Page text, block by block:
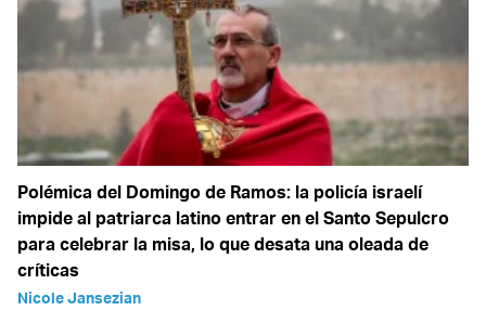
Polémica del Domingo de Ramos: la policía israelí
impide al patriarca latino entrar en el Santo Sepulcro
para celebrar la misa, lo que desata una oleada de
críticas
Nicole Jansezian